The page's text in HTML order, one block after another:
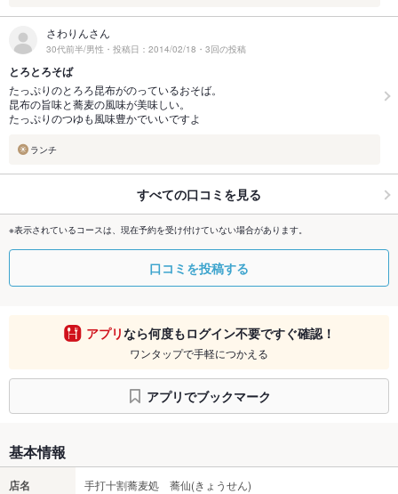
さわりんさん
30代前半/男性・投稿日：2014/02/18・3回の投稿
とろとろそば
たっぷりのとろろ昆布がのっているおそば。
昆布の旨味と蕎麦の風味が美味しい。
たっぷりのつゆも風味豊かでいいですよ
ランチ
すべての口コミを見る
※表示されているコースは、現在予約を受け付けていない場合があります。
口コミを投稿する
アプリなら何度もログイン不要ですぐ確認！
ワンタップで手軽につかえる
アプリでブックマーク
基本情報
店名 手打十割蕎麦処 蕎仙(きょうせん)